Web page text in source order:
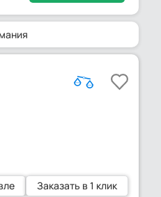
Заказать в 1 клик